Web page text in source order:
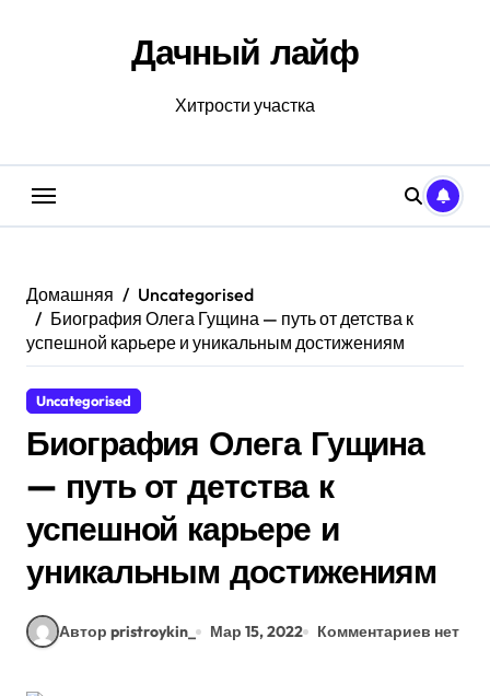
Дачный лайф
Хитрости участка
Домашняя
Uncategorised
Биография Олега Гущина — путь от детства к
успешной карьере и уникальным достижениям
Uncategorised
Биография Олега Гущина
— путь от детства к
успешной карьере и
уникальным достижениям
Автор pristroykin_ Мар 15, 2022 Комментариев нет